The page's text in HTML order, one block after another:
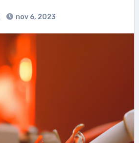
nov 6, 2023